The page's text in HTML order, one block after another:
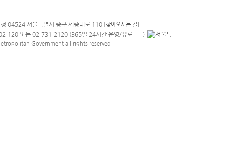
산콜재단
04524 서울특별시 중구 세종대로 110 [찾아오시는 길]
120 또는 02-731-2120 (365일 24시간 운영/유료 안내팝업 열기
)
Government all rights reserved